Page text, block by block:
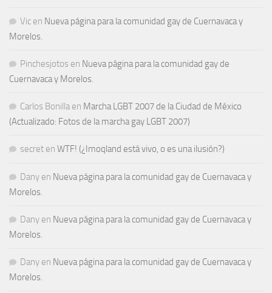
Vic en Nueva página para la comunidad gay de Cuernavaca y
Morelos.
Pinchesjotos en Nueva página para la comunidad gay de
Cuernavaca y Morelos.
Carlos Bonilla en Marcha LGBT 2007 de la Ciudad de México
(Actualizado: Fotos de la marcha gay LGBT 2007)
secret en WTF! (¿Imoqland está vivo, o es una ilusión?)
Dany en Nueva página para la comunidad gay de Cuernavaca y
Morelos.
Dany en Nueva página para la comunidad gay de Cuernavaca y
Morelos.
Dany en Nueva página para la comunidad gay de Cuernavaca y
Morelos.